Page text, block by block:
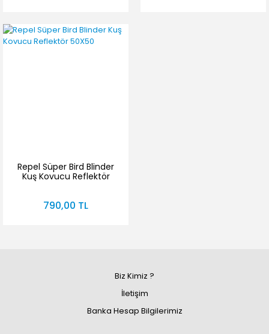
Repel Süper Bird Blinder
Kuş Kovucu Reflektör
790,00 TL
Biz Kimiz ?
İletişim
Banka Hesap Bilgilerimiz